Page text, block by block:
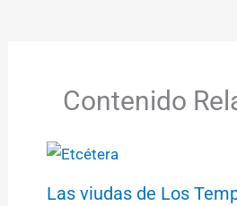
Contenido
Las viudas de Los